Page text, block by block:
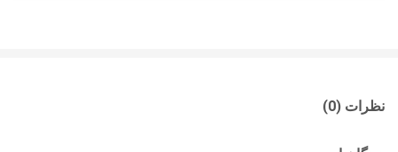
نظرات (0)